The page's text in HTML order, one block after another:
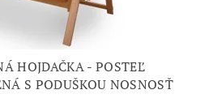
HOJDAČKA - POSTEĽ
S PODUŠKOU NOSNOSŤ